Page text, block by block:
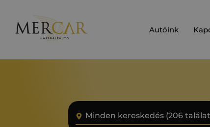
Autóink
Minden kereskedés (206